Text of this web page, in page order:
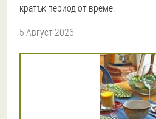
кратък период от време.
5 Август 2026